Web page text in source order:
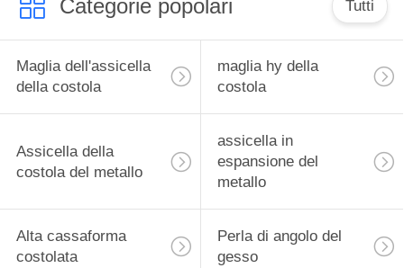
Categorie popolari Tutti
Maglia dell'assicella
della costola
maglia hy della
costola
Assicella della
costola del metallo
assicella in
espansione del
metallo
Alta cassaforma
costolata
Perla di angolo del
gesso